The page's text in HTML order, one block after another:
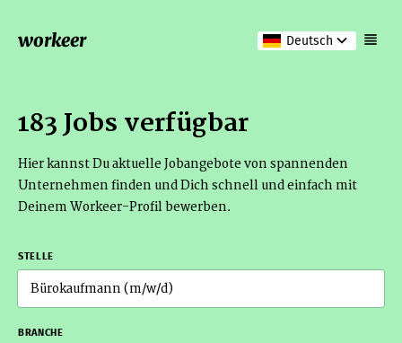
workeer Deutsch
183 Jobs verfügbar
Hier kannst Du aktuelle Jobangebote von spannenden
Unternehmen finden und Dich schnell und einfach mit
Deinem Workeer-Profil bewerben.
STELLE
BRANCHE